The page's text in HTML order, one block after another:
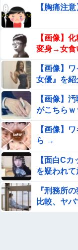
【緊急】AV業界、
ｗｗｗｗ
【.LIVE】 ばあち
に引き留められな
エロ漫画『先生な
るなんて!～元教
を使わずに無料で
【画像】山之内す
ｗ
【画像】東海道新
20年くらい前だけ
赤いものを身につ
【画像】清水あい
白さも完璧なやつ
【胸痛注
【画像】
変身→女食
【画像】
女優』を
【画像】
がこちらｗ
【画像】
ら →
【面白C
を疑われ
『刑務所
比較、ヤ